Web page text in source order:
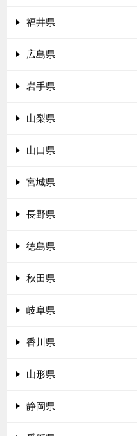
福井県
広島県
岩手県
山梨県
山口県
宮城県
長野県
徳島県
秋田県
岐阜県
香川県
山形県
静岡県